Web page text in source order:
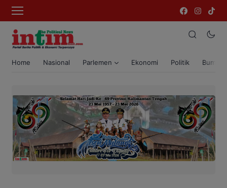
Home Nasional Parlemen Ekonomi Politik Bumi